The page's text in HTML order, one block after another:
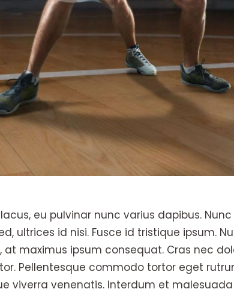
eu pulvinar nunc varius dapibus.
ultrices id nisi. Fusce id tristique ipsum.
maximus ipsum consequat. Cras nec
Pellentesque commodo tortor eget
viverra venenatis. Interdum et